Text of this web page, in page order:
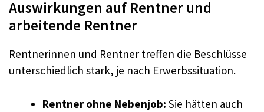
Auswirkungen auf Rentner und
arbeitende Rentner
Rentnerinnen und Rentner treffen die Beschlüsse
unterschiedlich stark, je nach Erwerbssituation.
Rentner ohne Nebenjob: Sie hätten auch